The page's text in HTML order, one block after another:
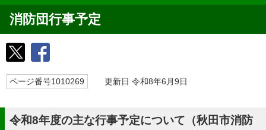
消防団行事予定
ページ番号1010269 更新日 令和8年6月9日
令和8年度の主な行事予定について（秋田市消防